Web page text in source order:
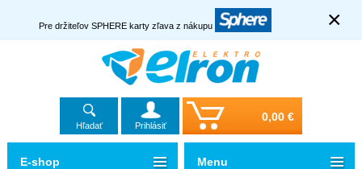
Pre držiteľov SPHERE karty zľava z nákupu ×
Hľadať Prihlásiť
0,00 €
E-shop Menu